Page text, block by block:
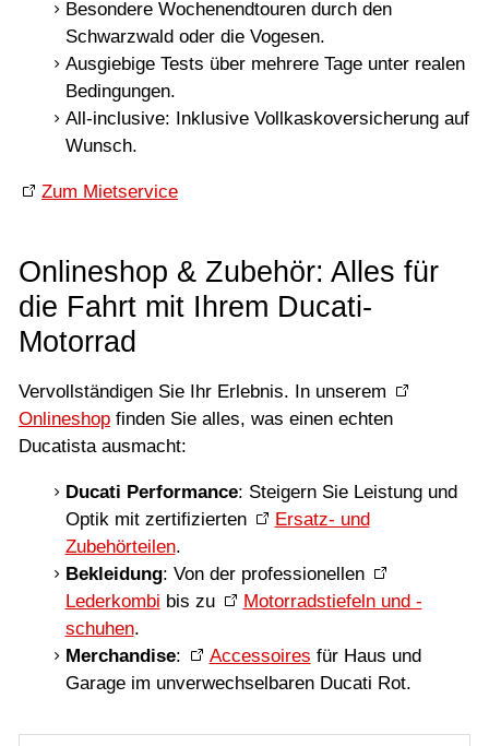
Besondere Wochenendtouren durch den
Schwarzwald oder die Vogesen.
Ausgiebige Tests über mehrere Tage unter realen
Bedingungen.
All-inclusive: Inklusive Vollkaskoversicherung auf
Wunsch.
Zum Mietservice
Onlineshop & Zubehör: Alles für
die Fahrt mit Ihrem Ducati-
Motorrad
Vervollständigen Sie Ihr Erlebnis. In unserem
Onlineshop finden Sie alles, was einen echten
Ducatista ausmacht:
Ducati Performance: Steigern Sie Leistung und
Optik mit zertifizierten
Ersatz- und
Zubehörteilen.
Bekleidung: Von der professionellen
Lederkombi bis zu
Motorradstiefeln und -
schuhen.
Merchandise: Accessoires für Haus und
Garage im unverwechselbaren Ducati Rot.